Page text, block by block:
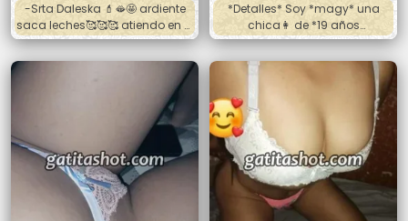
-Srta Daleska 💄🫦🤩 ardiente
saca leches🥰🥰🥰 atiendo en el
cercado oral vaginal anal 💋💋
💋 fulll oral riquisimo te va
Llamame o hablame al
*Detalles* Soy *magy* una
chica👩 de *19 años
arequipeña* de muy buena
figura Salgo a hoteles 🏩de la
ciudad soy muy jovial y alegre
vaginal, toda las poses ,
desnudo completa, ora
completa Te tienes que
*hospedarte*🏨 primero luego
voy a tu habitación *Llevar
preservativos* y espese con
sencillo 😊